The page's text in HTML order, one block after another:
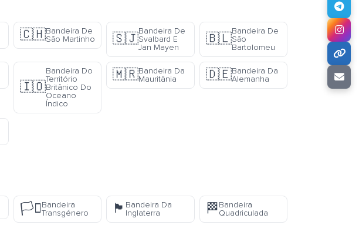
🇨🇭Bandeira De
São Martinho
🇸🇯
Bandeira De
Svalbard E
Jan Mayen
🇧🇱
Bandeira De
São
Bartolomeu
🇮🇴
Bandeira Do
Território
Britânico Do
Oceano
Índico
🇲🇷Bandeira Da
Mauritânia
🇩🇪Bandeira Da
Alemanha
🏳️‍⚧️Bandeira
Transgénero
🏴󠁧󠁢󠁥󠁮󠁧󠁿 Bandeira Da
Inglaterra
🏁Bandeira
Quadriculada